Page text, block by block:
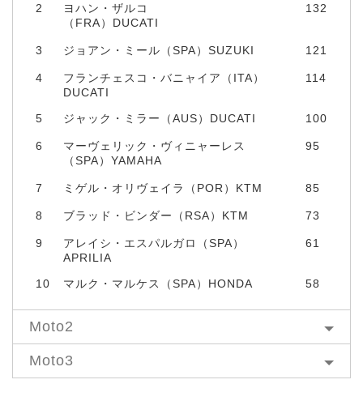
2
ヨハン・ザルコ
（FRA）DUCATI
132
3 ジョアン・ミール（SPA）SUZUKI 121
4
フランチェスコ・バニャイア（ITA）
DUCATI
114
5 ジャック・ミラー（AUS）DUCATI 100
6
マーヴェリック・ヴィニャーレス
（SPA）YAMAHA
95
7 ミゲル・オリヴェイラ（POR）KTM 85
8 ブラッド・ビンダー（RSA）KTM 73
9
アレイシ・エスパルガロ（SPA）
APRILIA
61
10 マルク・マルケス（SPA）HONDA 58
Moto2
Moto3